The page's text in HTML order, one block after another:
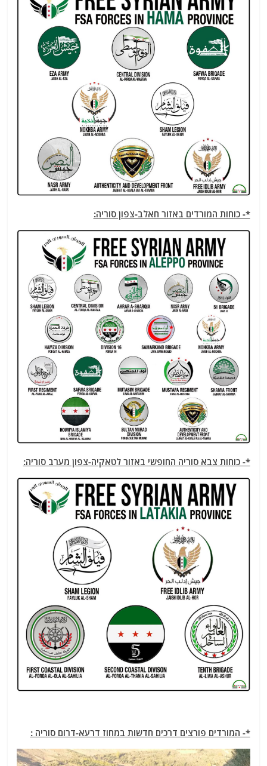
*- כוחות המורדים באזור חאלב-צפון סוריה:
*- כוחות צבא סוריה החופשי באזור לטאקיה-צפון מערב סוריה:
*- המורדים פורצים דרכים חדשות במחוז דרעא-דרום סוריה :